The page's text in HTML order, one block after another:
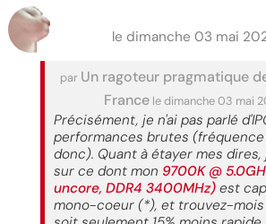
le dimanche 03 mai
par Un ragoteur pragmatique
France le dimanche 03 mai
Précisément, je n'ai pas parlé
performances brutes (fréquence
donc). Quant à étayer mes
sur ce dont mon 9700K @
uncore, DDR4 3400MHz) est
mono-coeur (*), et trouvez-mois